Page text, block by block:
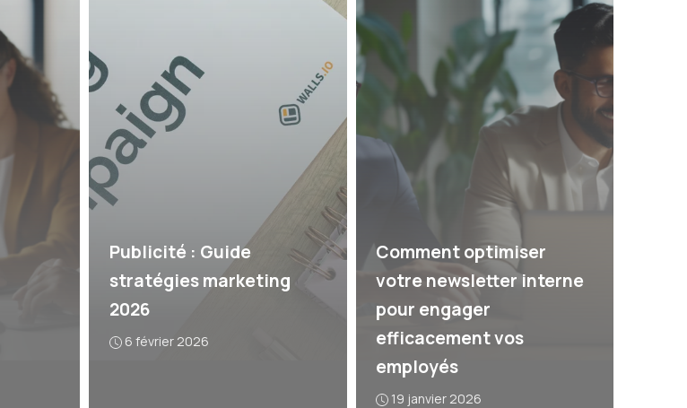
Publicité : Guide
stratégies marketing
2026
6 février 2026
Comment optimiser
votre newsletter interne
pour engager
efficacement vos
employés
19 janvier 2026